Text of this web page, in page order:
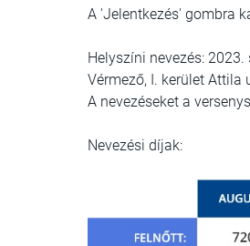
A 'Jelentkezés' gombra
Helyszíni nevezés:
Vérmező, I. kerület
A nevezéseket a
Nevezési díjak: